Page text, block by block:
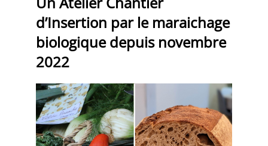
d’Insertion par le maraichage
biologique depuis novembre
2022